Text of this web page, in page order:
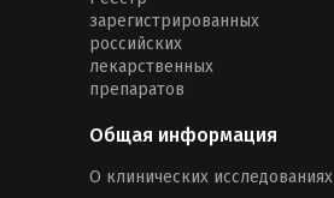
зарегистрированных
российских
лекарственных
препаратов
Общая информация
О клинических исследованиях